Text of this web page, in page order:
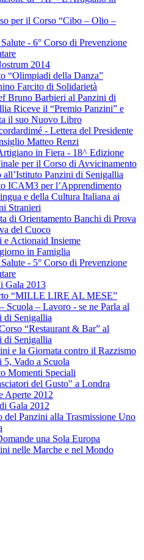
per il Corso “Cibo – Olio –
- 6° Corso di Prevenzione
2014
“Olimpiadi della Danza”
Farcito di Solidarietà
Bruno Barbieri al Panzini di
Riceve il “Premio Panzini” e
il suo Nuovo Libro
- Lettera del Presidente
Matteo Renzi
in Fiera - 18^ Edizione
per il Corso di Avvicinamento
all’Istituto Panzini di Senigallia
ICAM3 per l’Apprendimento
e della Cultura Italiana ai
Stranieri
di Orientamento Banchi di Prova
del Cuoco
e Actionaid Insieme
in Famiglia
- 5° Corso di Prevenzione
Gala 2013
“MILLE LIRE AL MESE”
Scuola – Lavoro - se ne Parla al
di Senigallia
“Restaurant & Bar” al
di Senigallia
e la Giornata contro il Razzismo
5, Vado a Scuola
Momenti Speciali
del Gusto" a Londra
Aperte 2012
Gala 2012
del Panzini alla Trasmissione Uno
una Sola Europa
nelle Marche e nel Mondo